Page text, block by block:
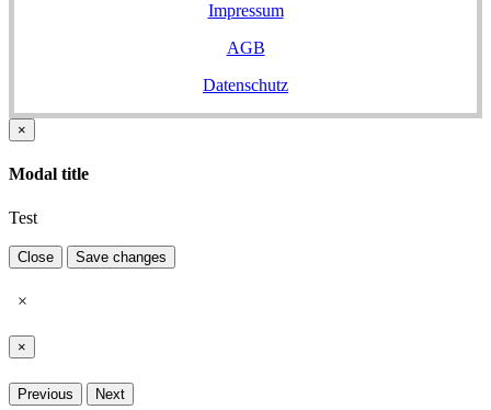
Impressum
AGB
Datenschutz
×
Modal title
Test
Close Save changes
×
×
Previous Next